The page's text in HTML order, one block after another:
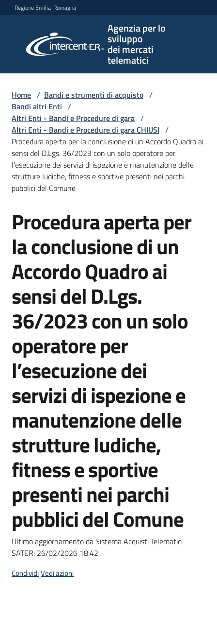
Vai al contenuto
Vai alla navigazione
Vai al footer
Regione Emilia-Romagna
Agenzia per lo
sviluppo
dei mercati
telematici
per lo
sviluppo
telematici
L'Agenzia
Bandi
e
di
acquisto
Supporto
Piattaforme
telematiche
site
Seguici
su
Home / Bandi e strumenti di acquisto /
Bandi altri Enti /
Altri Enti - Bandi e Procedure di gara /
Altri Enti - Bandi e Procedure di gara CHIUSI /
Procedura aperta per la conclusione di un Accordo Quadro ai
sensi del D.Lgs. 36/2023 con un solo operatore per
l’esecuzione dei servizi di ispezione e manutenzione delle
strutture ludiche, fitness e sportive presenti nei parchi
pubblici del Comune
Salta al contenuto
Procedura aperta per
la conclusione di un
Accordo Quadro ai
sensi del D.Lgs.
36/2023 con un solo
operatore per
l’esecuzione dei
servizi di ispezione e
manutenzione delle
strutture ludiche,
fitness e sportive
presenti nei parchi
pubblici del Comune
Ultimo aggiornamento da Sistema Acquisti Telematici -
SATER: 26/02/2026 18:42
CondividiVedi azioni